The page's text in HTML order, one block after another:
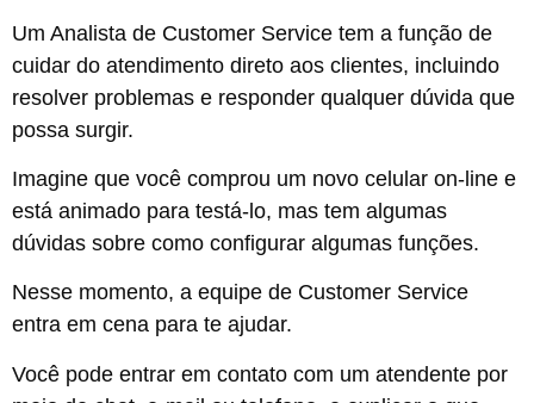
Um Analista de Customer Service tem a função de
cuidar do atendimento direto aos clientes, incluindo
resolver problemas e responder qualquer dúvida que
possa surgir.
Imagine que você comprou um novo celular on-line e
está animado para testá-lo, mas tem algumas
dúvidas sobre como configurar algumas funções.
Nesse momento, a equipe de Customer Service
entra em cena para te ajudar.
Você pode entrar em contato com um atendente por